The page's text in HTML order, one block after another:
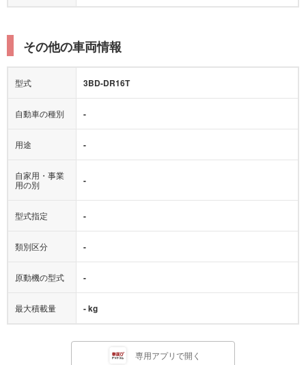
その他の車両情報
型式 3BD-DR16T
自動車の種別 -
用途 -
自家用・事業
用の別
-
型式指定 -
類別区分 -
原動機の型式 -
最大積載量 - kg
専用アプリで開く